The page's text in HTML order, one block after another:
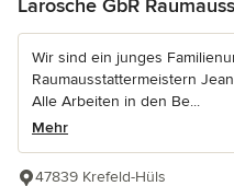
Larosche GbR
Wir sind ein junges
Raumausstattermeistern
Alle Arbeiten in den Be...
Mehr
47839 Krefeld-Hüls